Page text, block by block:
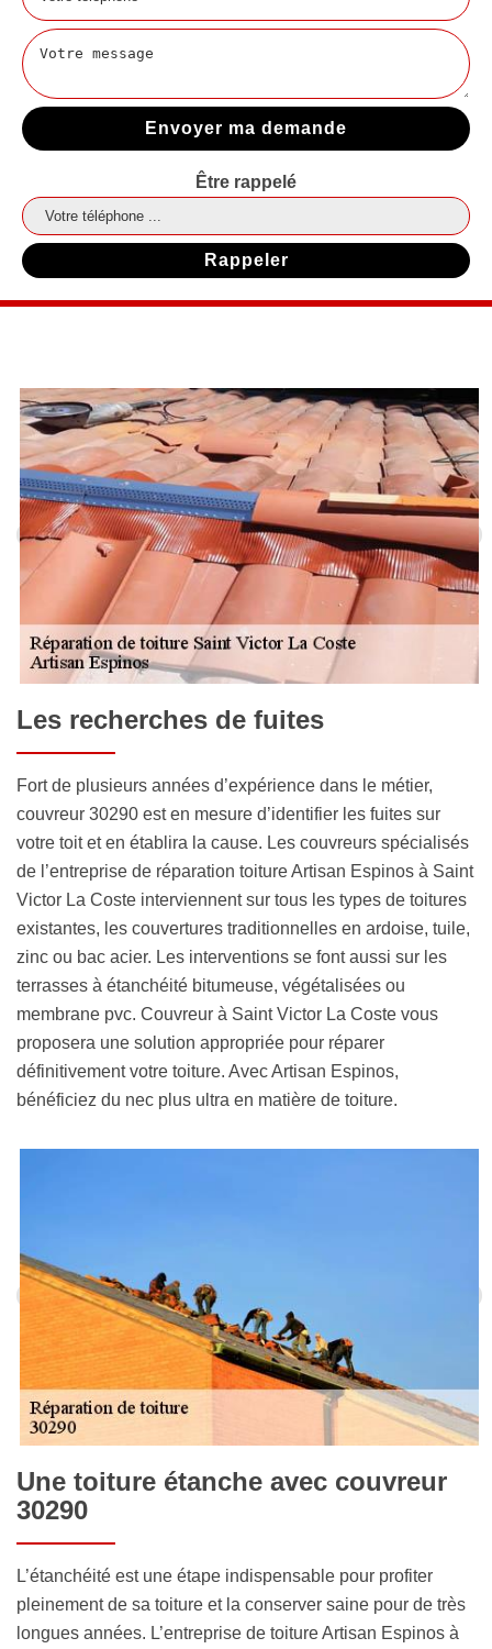
Être rappelé
Les recherches de fuites
Fort de plusieurs années d’expérience dans le métier,
couvreur 30290 est en mesure d’identifier les fuites sur
votre toit et en établira la cause. Les couvreurs spécialisés
de l’entreprise de réparation toiture Artisan Espinos à Saint
Victor La Coste interviennent sur tous les types de toitures
existantes, les couvertures traditionnelles en ardoise, tuile,
zinc ou bac acier. Les interventions se font aussi sur les
terrasses à étanchéité bitumeuse, végétalisées ou
membrane pvc. Couvreur à Saint Victor La Coste vous
proposera une solution appropriée pour réparer
définitivement votre toiture. Avec Artisan Espinos,
bénéficiez du nec plus ultra en matière de toiture.
Une toiture étanche avec couvreur
30290
L’étanchéité est une étape indispensable pour profiter
pleinement de sa toiture et la conserver saine pour de très
longues années. L’entreprise de toiture Artisan Espinos à